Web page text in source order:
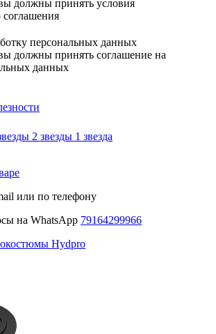
должны принять условия
соглашения
персональных данных
должны принять соглашение на
данных
2 звезды 1 звезда
или по телефону
на WhatsApp 79164299966
Hydpro